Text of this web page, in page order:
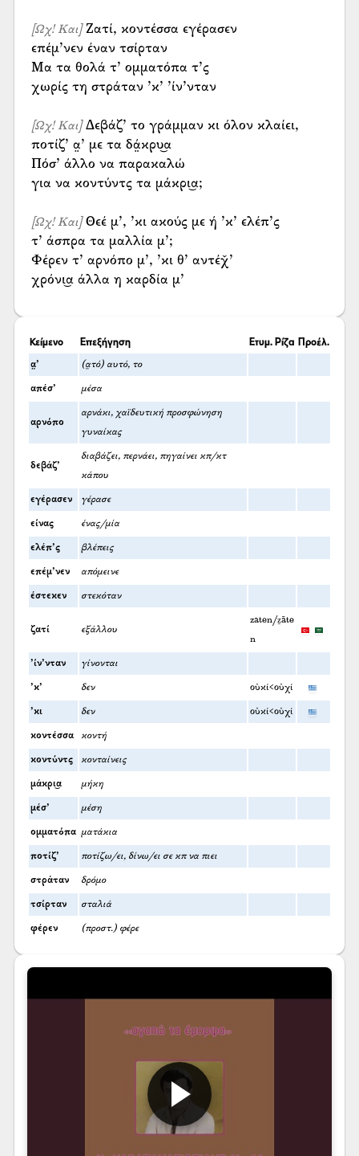
[Ωχ! Και]Ζατί, κοντέσσα εγέρασεν
επέμ’νεν έναν τσίρταν
Μα τα θολά τ’ ομματόπα τ’ς
χωρίς τη στράταν ’κ’ ’ίν’νταν
[Ωχ! Και]Δεβάζ’ το γράμμαν κι όλον κλαίει,
ποτίζ’ α̤’ με τα δά̤κρυ͜α
Πόσ’ άλλο να παρακαλώ
για να κοντύντς τα μάκρι͜α;
[Ωχ! Και]Θεέ μ’, ’κι ακούς με ή ’κ’ ελέπ’ς
τ’ άσπρα τα μαλλία μ’;
Φέρεν τ’ αρνόπο μ’, ’κι θ’ αντέχ̌’
χρόνι͜α άλλα η καρδία μ’
Κείμενο Επεξήγηση Ετυμ. Ρίζα Προέλ.
α̤’ (α̤τό) αυτό, το
απέσ’ μέσα
αρνόπο
αρνάκι, χαϊδευτική προσφώνηση
γυναίκας
δεβάζ’
διαβάζει, περνάει, πηγαίνει κπ/κτ
κάπου
εγέρασεν γέρασε
είνας ένας/μία
ελέπ’ς βλέπεις
επέμ’νεν απόμεινε
έστεκεν στεκόταν
ζατί εξάλλου
zaten/ẕāte
n
’ίν’νταν γίνονται
’κ’ δεν οὐκί<οὐχί
’κι δεν οὐκί<οὐχί
κοντέσσα κοντή
κοντύντς κονταίνεις
μάκρι͜α μήκη
μέσ’ μέση
ομματόπα ματάκια
ποτίζ’ ποτίζω/ει, δίνω/ει σε κπ να πιει
στράταν δρόμο
τσίρταν σταλιά
φέρεν (προστ.) φέρε